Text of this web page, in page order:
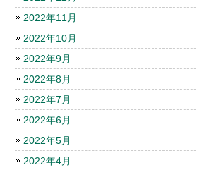
2022年11月
2022年10月
2022年9月
2022年8月
2022年7月
2022年6月
2022年5月
2022年4月